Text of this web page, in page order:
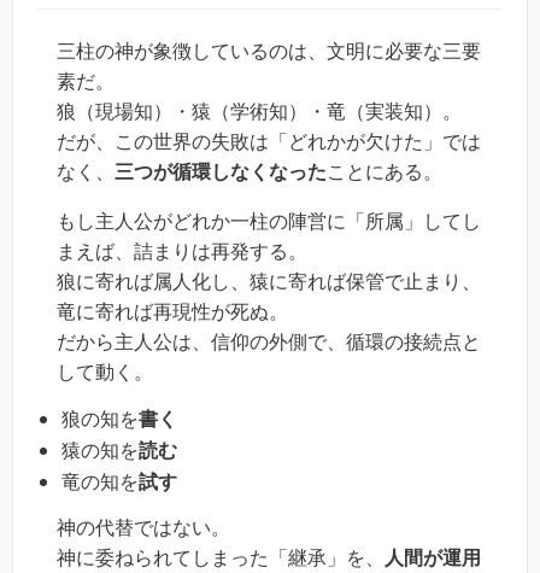
三柱の神が象徴しているのは、文明に必要な三要
素だ。
狼（現場知）・猿（学術知）・竜（実装知）。
だが、この世界の失敗は「どれかが欠けた」では
なく、 三つが循環しなくなったことにある。
もし主人公がどれか一柱の陣営に「所属」してし
まえば、詰まりは再発する。
狼に寄れば属人化し、猿に寄れば保管で止まり、
竜に寄れば再現性が死ぬ。
だから主人公は、信仰の外側で、循環の接続点と
して動く。
狼の知を書く
猿の知を読む
竜の知を試す
神の代替ではない。
神に委ねられてしまった「継承」を、 人間が運用